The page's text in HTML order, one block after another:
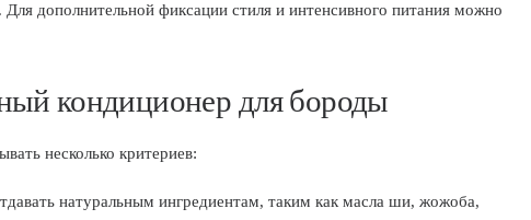
. Для дополнительной фиксации стиля и интенсивного питания можно
кондиционер для бороды
несколько критериев:
натуральным ингредиентам, таким как масла ши, жожоба,